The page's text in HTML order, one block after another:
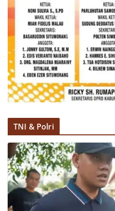
TNI & Polri